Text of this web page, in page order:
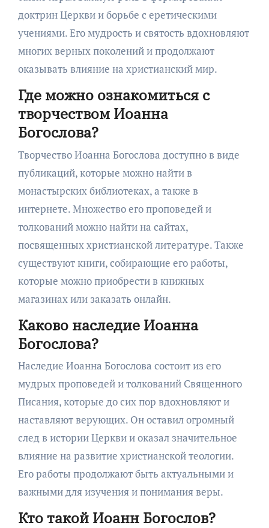
доктрин Церкви и борьбе с еретическими
учениями. Его мудрость и святость вдохновляют
многих верных поколений и продолжают
оказывать влияние на христианский мир.
Где можно ознакомиться с
творчеством Иоанна
Богослова?
Творчество Иоанна Богослова доступно в виде
публикаций, которые можно найти в
монастырских библиотеках, а также в
интернете. Множество его проповедей и
толкований можно найти на сайтах,
посвященных христианской литературе. Также
существуют книги, собирающие его работы,
которые можно приобрести в книжных
магазинах или заказать онлайн.
Каково наследие Иоанна
Богослова?
Наследие Иоанна Богослова состоит из его
мудрых проповедей и толкований Священного
Писания, которые до сих пор вдохновляют и
наставляют верующих. Он оставил огромный
след в истории Церкви и оказал значительное
влияние на развитие христианской теологии.
Его работы продолжают быть актуальными и
важными для изучения и понимания веры.
Кто такой Иоанн Богослов?